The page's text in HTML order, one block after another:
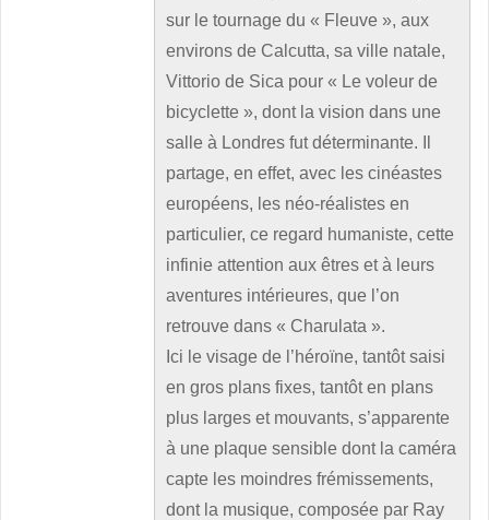
sur le tournage du « Fleuve », aux
environs de Calcutta, sa ville natale,
Vittorio de Sica pour « Le voleur de
bicyclette », dont la vision dans une
salle à Londres fut déterminante. Il
partage, en effet, avec les cinéastes
européens, les néo-réalistes en
particulier, ce regard humaniste, cette
infinie attention aux êtres et à leurs
aventures intérieures, que l’on
retrouve dans « Charulata ».
Ici le visage de l’héroïne, tantôt saisi
en gros plans fixes, tantôt en plans
plus larges et mouvants, s’apparente
à une plaque sensible dont la caméra
capte les moindres frémissements,
dont la musique, composée par Ray